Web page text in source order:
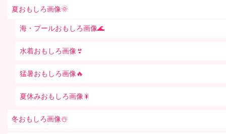
夏おもしろ画像🌞
海・プールおもしろ画像🌊
水着おもしろ画像👙
猛暑おもしろ画像🔥
夏休みおもしろ画像🎇
冬おもしろ画像☃️